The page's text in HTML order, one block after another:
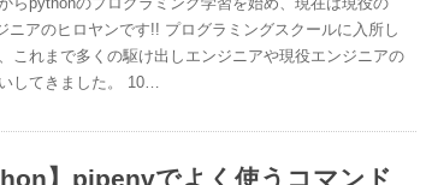
ニアのヒロヤンです!! プログラミングスクールに入所し
これまで多くの駆け出しエンジニアや現役エンジニアの
してきました。 10…
】pipenvでよく使うコマンド